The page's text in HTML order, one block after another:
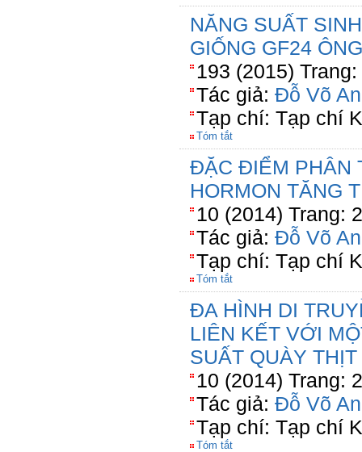
NĂNG SUẤT
GIỐNG GF24
193 (2015)
Tác giả: Đỗ Võ
Tạp chí: Tạp chí
Tóm tắt
ĐẶC ĐIỂM PHÂN
HORMON TĂNG
10 (2014) Trang:
Tác giả: Đỗ Võ
Tạp chí: Tạp chí
Tóm tắt
ĐA HÌNH DI
LIÊN KẾT VỚI
SUẤT QUÀY
10 (2014) Trang:
Tác giả: Đỗ Võ
Tạp chí: Tạp chí
Tóm tắt